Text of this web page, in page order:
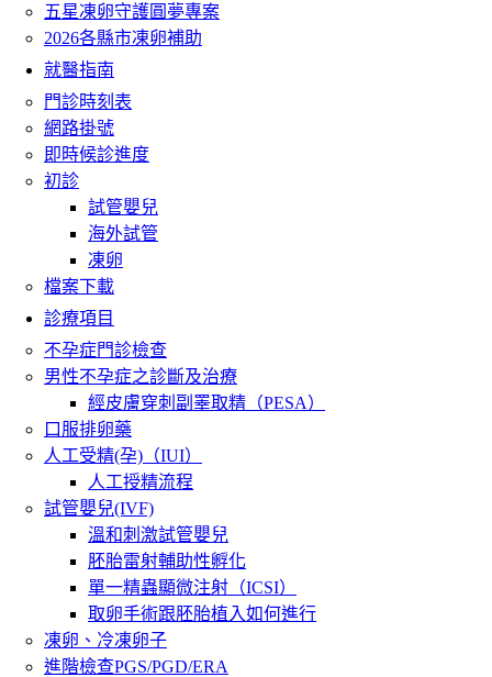
五星凍卵守護圓夢專案
2026各縣市凍卵補助
就醫指南
門診時刻表
網路掛號
即時候診進度
初診
試管嬰兒
海外試管
凍卵
檔案下載
診療項目
不孕症門診檢查
男性不孕症之診斷及治療
經皮膚穿刺副睪取精（PESA）
口服排卵藥
人工受精(孕)（IUI）
人工授精流程
試管嬰兒(IVF)
溫和刺激試管嬰兒
胚胎雷射輔助性孵化
單一精蟲顯微注射（ICSI）
取卵手術跟胚胎植入如何進行
凍卵、冷凍卵子
進階檢查PGS/PGD/ERA